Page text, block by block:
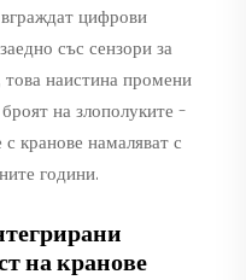
цифрови
със сензори за
това наистина промени
на злополуките –
кранове намаляват с
години.
на кранове